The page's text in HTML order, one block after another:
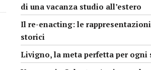
di una vacanza studio all’estero
Il re-enacting: le
storici
Livigno, la meta perfetta per ogni